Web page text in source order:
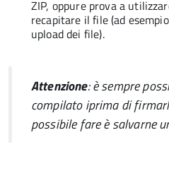
ZIP, oppure prova a
recapitare il file (ad
upload dei file).
Attenzione: è sempre
compilato iprima di
possibile fare è salvarne